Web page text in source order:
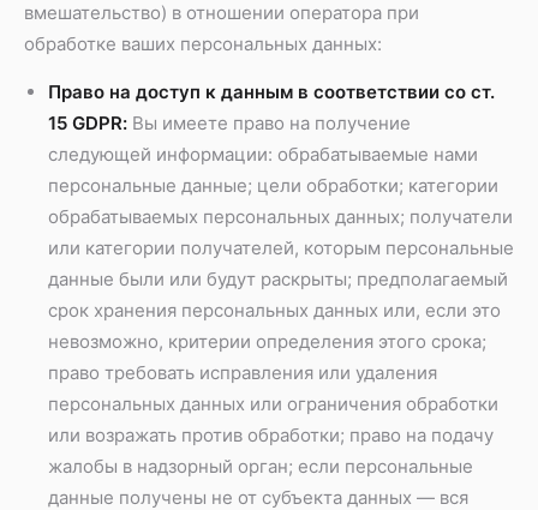
вмешательство) в отношении оператора при
обработке ваших персональных данных:
Право на доступ к данным в соответствии со ст.
15 GDPR: Вы имеете право на получение
следующей информации: обрабатываемые нами
персональные данные; цели обработки; категории
обрабатываемых персональных данных; получатели
или категории получателей, которым персональные
данные были или будут раскрыты; предполагаемый
срок хранения персональных данных или, если это
невозможно, критерии определения этого срока;
право требовать исправления или удаления
персональных данных или ограничения обработки
или возражать против обработки; право на подачу
жалобы в надзорный орган; если персональные
данные получены не от субъекта данных — вся